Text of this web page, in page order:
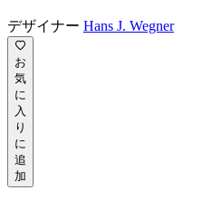
デザイナー Hans J. Wegner
お
気
に
入
り
に
追
加